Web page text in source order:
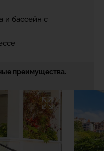
и бассейн с
преимущества.